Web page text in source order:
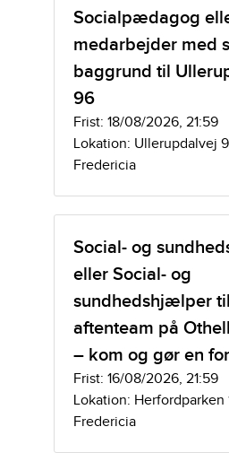
Socialpædagog
medarbejder med
baggrund til
96
Frist: 18/08/2026, 21:59
Lokation: Ullerupdalvej
Fredericia
Social- og
eller Social- og
sundhedshjælper
aftenteam på
– kom og gør en
Frist: 16/08/2026, 21:59
Lokation: Herfordparken
Fredericia